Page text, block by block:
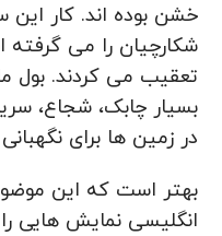
خشن بوده اند. کار
شکارچیان را می گرفته
تعقیب می کردند. بول
بسیار چابک، شجاع،
در زمین ها برای
بهتر است که این
انگلیسی نمایش هایی